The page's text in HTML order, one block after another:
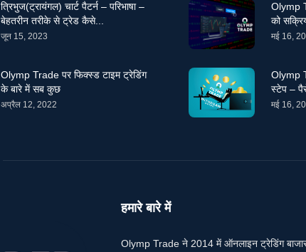
त्रिभुज(ट्रायंगल) चार्ट पैटर्न – परिभाषा –
बेहतरीन तरीके से ट्रेड कैसे...
जून 15, 2023
Olymp Trade पर फिक्स्ड टाइम ट्रेडिंग
के बारे में सब कुछ
अप्रैल 12, 2022
Olymp
को
मई 16,
Olymp
स्टेप –
मई 16,
हमारे बारे में
Olymp Trade ने 2014 में ऑनलाइन ट्रेडिंग